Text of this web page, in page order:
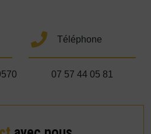
Téléphone
07 57 44 05 81